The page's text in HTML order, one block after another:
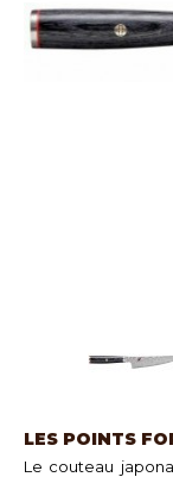
LES POINTS
Le couteau